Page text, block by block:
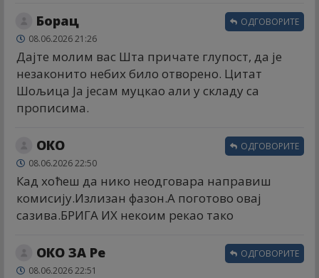
Борац
08.06.2026 21:26
Дајте молим вас Шта причате глупост, да је
незаконито небих било отворено. Цитат
Шољица Ја јесам муцкао али у складу са
прописима.
ОДГОВОРИТЕ
ОКО
08.06.2026 22:50
Кад хоћеш да нико неодговара направиш
комисију.Излизан фазон.А поготово овај
сазива.БРИГА ИХ некоим рекао тако
ОДГОВОРИТЕ
ОКО ЗА Ре
08.06.2026 22:51
ОДГОВОРИТЕ